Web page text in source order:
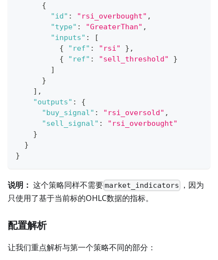
{
"id" : "rsi_overbought" ,
"type" : "GreaterThan" ,
"inputs" :
[
{
"ref" : "rsi" } ,
{
"ref" : "sell_threshold"
}
]
}
] ,
"outputs" :
{
"buy_signal" : "rsi_oversold" ,
"sell_signal" :
"rsi_overbought"
}
}
}
说明： 这个策略同样不需要market_indicators
，因为
只使用了基于当前标的OHLC数据的指标。
配置解析
让我们重点解析与第一个策略不同的部分：